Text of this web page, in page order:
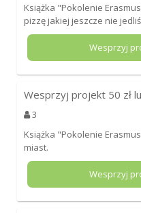
Książka "Pokolenie
pizzę jakiej jeszcze nie
Wesprzyj
Wesprzyj projekt 50 zł
3
Książka "Pokolenie
miast.
Wesprzyj